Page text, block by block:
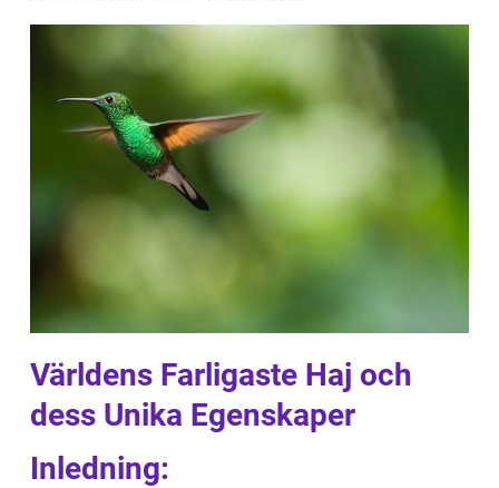
Världens Farligaste Haj och
dess Unika Egenskaper
Inledning: